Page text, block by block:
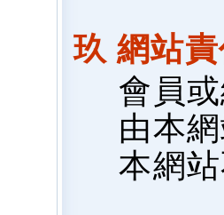
玖 網站
會員
由本
本網